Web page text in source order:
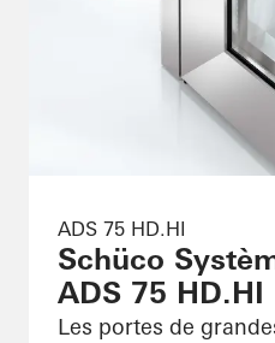
ADS 75 HD.HI
Schüco
ADS 75 HD.HI
Les portes de